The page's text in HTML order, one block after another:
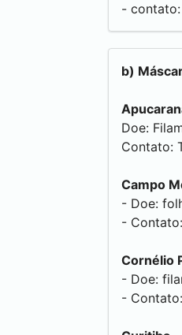
- contato:
b)
Doe:
Contato:
Campo
- Doe:
- Contato:
Cornélio
- Doe:
- Contato: